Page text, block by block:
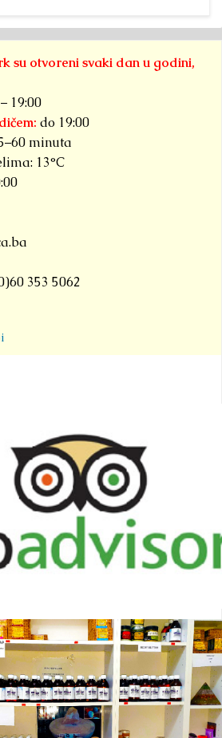
su otvoreni svaki dan u godini,
19:00
do 19:00
minuta
13°C
353 5062